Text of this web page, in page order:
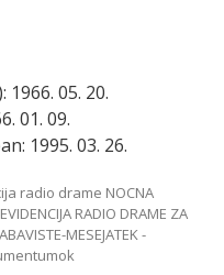
05. 20.
01. 09.
1995. 03. 26.
radio drame NOCNA
RADIO DRAME ZA
MESEJATEK -